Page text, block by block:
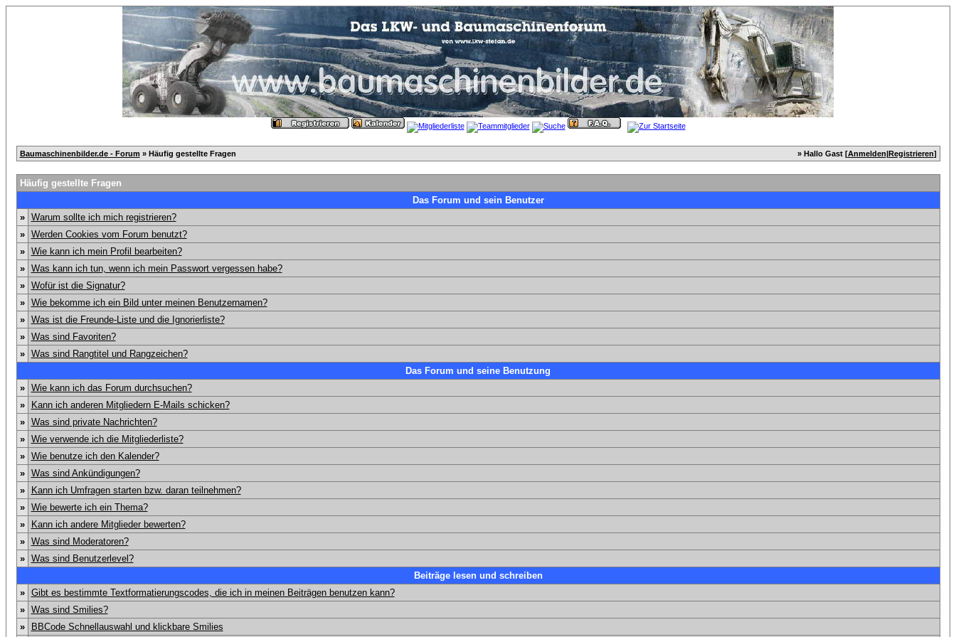
Baumaschinenbilder.de - Forum » Häufig gestellte Fragen » Hallo Gast [Anmelden|Registrieren]
Häufig gestellte Fragen
Das Forum und sein Benutzer
»
Warum sollte ich mich registrieren?
»
Werden Cookies vom Forum benutzt?
»
Wie kann ich mein Profil bearbeiten?
»
Was kann ich tun, wenn ich mein Passwort vergessen habe?
»
Wofür ist die Signatur?
»
Wie bekomme ich ein Bild unter meinen Benutzernamen?
»
Was ist die Freunde-Liste und die Ignorierliste?
»
Was sind Favoriten?
»
Was sind Rangtitel und Rangzeichen?
Das Forum und seine Benutzung
»
Wie kann ich das Forum durchsuchen?
»
Kann ich anderen Mitgliedern E-Mails schicken?
»
Was sind private Nachrichten?
»
Wie verwende ich die Mitgliederliste?
»
Wie benutze ich den Kalender?
»
Was sind Ankündigungen?
»
Kann ich Umfragen starten bzw. daran teilnehmen?
»
Wie bewerte ich ein Thema?
»
Kann ich andere Mitglieder bewerten?
»
Was sind Moderatoren?
»
Was sind Benutzerlevel?
Beiträge lesen und schreiben
»
Gibt es bestimmte Textformatierungscodes, die ich in meinen Beiträgen benutzen kann?
»
Was sind Smilies?
»
BBCode Schnellauswahl und klickbare Smilies